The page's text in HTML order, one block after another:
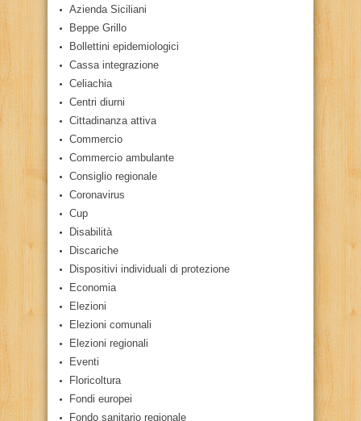
Azienda Siciliani
Beppe Grillo
Bollettini epidemiologici
Cassa integrazione
Celiachia
Centri diurni
Cittadinanza attiva
Commercio
Commercio ambulante
Consiglio regionale
Coronavirus
Cup
Disabilità
Discariche
Dispositivi individuali di protezione
Economia
Elezioni
Elezioni comunali
Elezioni regionali
Eventi
Floricoltura
Fondi europei
Fondo sanitario regionale